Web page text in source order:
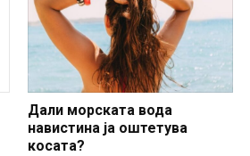
Дали морската вода
навистина ја оштетува
косата?